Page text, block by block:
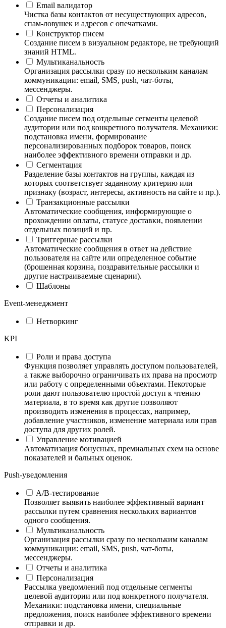
Email валидатор
Чистка базы контактов от несуществующих адресов,
спам-ловушек и адресов с опечатками.
Конструктор писем
Создание писем в визуальном редакторе, не требующий
знаний HTML.
Мультиканальность
Организация рассылки сразу по нескольким каналам
коммуникации: email, SMS, push, чат-боты,
мессенджеры.
Отчеты и аналитика
Персонализация
Создание писем под отдельные сегменты целевой
аудитории или под конкретного получателя. Механики:
подстановка имени, формирование
персонализированных подборок товаров, поиск
наиболее эффективного времени отправки и др.
Сегментация
Разделение базы контактов на группы, каждая из
которых соответствует заданному критерию или
признаку (возраст, интересы, активность на сайте и пр.).
Транзакционные рассылки
Автоматические сообщения, информирующие о
прохождении оплаты, статусе доставки, появлении
отдельных позиций и пр.
Триггерные рассылки
Автоматические сообщения в ответ на действие
пользователя на сайте или определенное событие
(брошенная корзина, поздравительные рассылки и
другие настраиваемые сценарии).
Шаблоны
Event-менеджмент
Нетворкинг
KPI
Роли и права доступа
Функция позволяет управлять доступом пользователей,
а также выборочно ограничивать их права на просмотр
или работу с определенными объектами. Некоторые
роли дают пользователю простой доступ к чтению
материала, в то время как другие позволяют
производить изменения в процессах, например,
добавление участников, изменение материала или прав
доступа для других ролей.
Управление мотивацией
Автоматизация бонусных, премиальных схем на основе
показателей и бальных оценок.
Push-уведомления
A/B-тестирование
Позволяет выявить наиболее эффективный вариант
рассылки путем сравнения нескольких вариантов
одного сообщения.
Мультиканальность
Организация рассылки сразу по нескольким каналам
коммуникации: email, SMS, push, чат-боты,
мессенджеры.
Отчеты и аналитика
Персонализация
Рассылка уведомлений под отдельные сегменты
целевой аудитории или под конкретного получателя.
Механики: подстановка имени, специальные
предложения, поиск наиболее эффективного времени
отправки и др.